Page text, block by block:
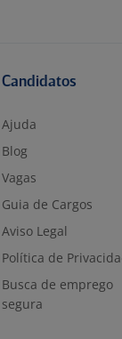
Candidatos
Ajuda
Blog
Vagas
Guia de Cargos
Aviso Legal
Política de
Busca de emprego
segura